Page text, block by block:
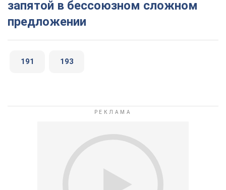
запятой в бессоюзном сложном
предложении
191 193